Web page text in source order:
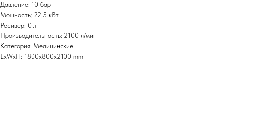
Давление: 10 бар
Мощность: 22,5 кВт
Ресивер: 0 л
Производительность: 2100 л/мин
Категория: Медицинские
LxWxH: 1800x800x2100 mm